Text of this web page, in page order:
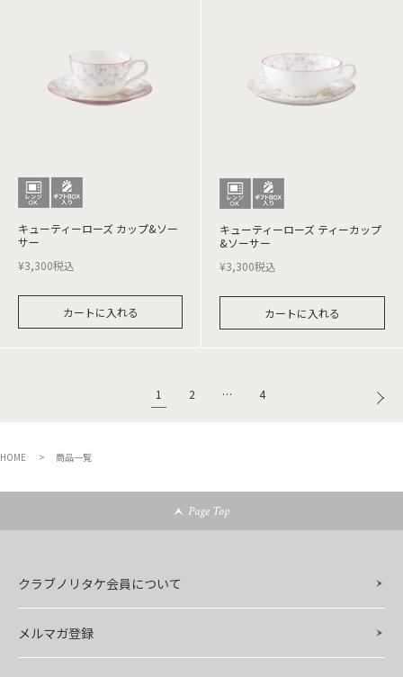
キューティーローズ カップ&ソー
サー
¥3,300税込
カートに入れる
キューティーローズ ティーカップ
&ソーサー
¥3,300税込
カートに入れる
1 2 … 4
HOME 商品一覧
Page Top
クラブノリタケ会員について
メルマガ登録